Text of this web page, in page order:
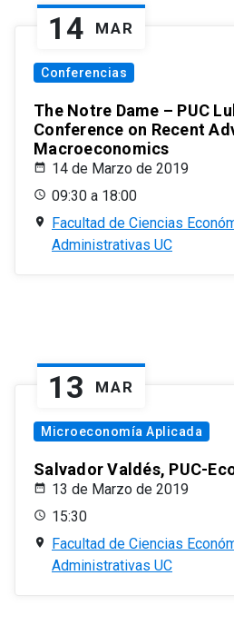
14 MAR
Conferencias
The Notre Dame – PUC
Conference on Recent
Macroeconomics
14 de Marzo de 2019
09:30 a 18:00
Facultad de Ciencias
Administrativas UC
13 MAR
Microeconomía Aplicada
Salvador Valdés, PUC-
13 de Marzo de 2019
15:30
Facultad de Ciencias
Administrativas UC